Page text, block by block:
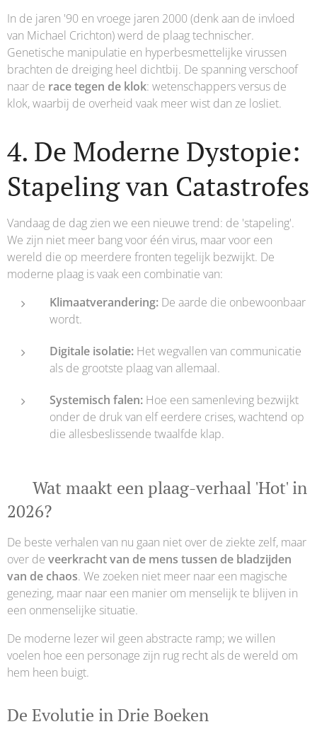
In de jaren '90 en vroege jaren 2000 (denk aan de invloed
van Michael Crichton) werd de plaag technischer.
Genetische manipulatie en hyperbesmettelijke virussen
brachten de dreiging heel dichtbij. De spanning verschoof
naar de race tegen de klok: wetenschappers versus de
klok, waarbij de overheid vaak meer wist dan ze losliet.
4. De Moderne Dystopie:
Stapeling van Catastrofes
Vandaag de dag zien we een nieuwe trend: de 'stapeling'.
We zijn niet meer bang voor één virus, maar voor een
wereld die op meerdere fronten tegelijk bezwijkt. De
moderne plaag is vaak een combinatie van:
Klimaatverandering: De aarde die onbewoonbaar
wordt.
Digitale isolatie: Het wegvallen van communicatie
als de grootste plaag van allemaal.
Systemisch falen: Hoe een samenleving bezwijkt
onder de druk van elf eerdere crises, wachtend op
die allesbeslissende twaalfde klap.
🔥 Wat maakt een plaag-verhaal 'Hot' in
2026?
De beste verhalen van nu gaan niet over de ziekte zelf, maar
over de veerkracht van de mens tussen de bladzijden
van de chaos. We zoeken niet meer naar een magische
genezing, maar naar een manier om menselijk te blijven in
een onmenselijke situatie.
De moderne lezer wil geen abstracte ramp; we willen
voelen hoe een personage zijn rug recht als de wereld om
hem heen buigt.
De Evolutie in Drie Boeken